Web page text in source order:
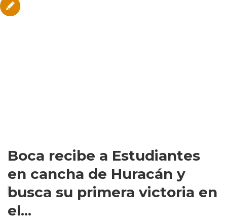
Boca recibe a Estudiantes
en cancha de Huracán y
busca su primera victoria en
el...